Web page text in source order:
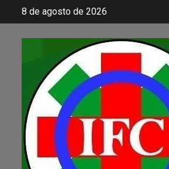
8 de agosto de 2026